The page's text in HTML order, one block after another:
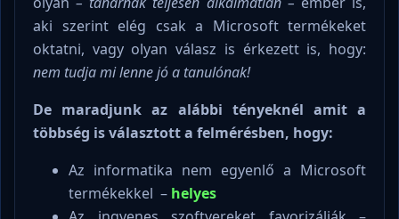
aki szerint elég csak a Microsoft termékeket
oktatni, vagy olyan válasz is érkezett is, hogy:
nem tudja mi lenne jó a tanulónak!
De maradjunk az alábbi tényeknél amit a
többség is választott a felmérésben, hogy:
Az informatika nem egyenlő a Microsoft
termékekkel – helyes